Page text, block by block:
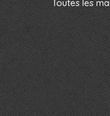
Toutes les